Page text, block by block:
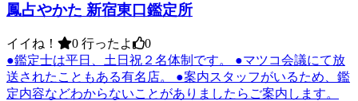
鳳占やかた 新宿東口鑑定所
イイね！ 0 行ったよ
0
●鑑定士は平日、土日祝２名体制です。 ●マツコ会議にて放
送されたこともある有名店。 ●案内スタッフがいるため、鑑
定内容などわからないことがありましたらご案内します。